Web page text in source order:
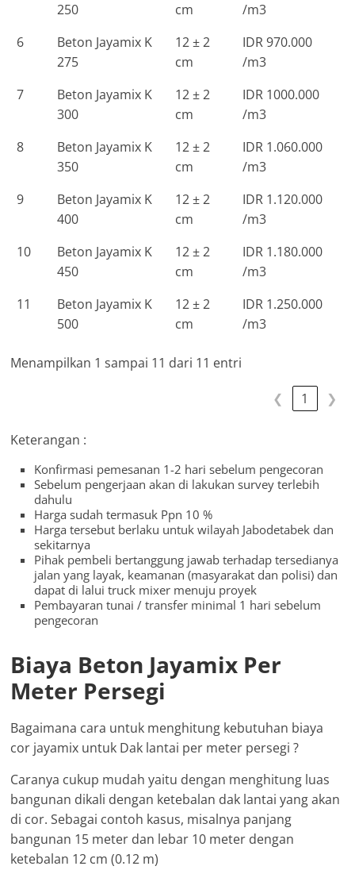
250
cm
/m3
6
Beton Jayamix K
275
12 ± 2
cm
IDR 970.000
/m3
7
Beton Jayamix K
300
12 ± 2
cm
IDR 1000.000
/m3
8
Beton Jayamix K
350
12 ± 2
cm
IDR 1.060.000
/m3
9
Beton Jayamix K
400
12 ± 2
cm
IDR 1.120.000
/m3
10
Beton Jayamix K
450
12 ± 2
cm
IDR 1.180.000
/m3
11
Beton Jayamix K
500
12 ± 2
cm
IDR 1.250.000
/m3
Menampilkan 1 sampai 11 dari 11 entri
❮ 1 ❯
Keterangan :
Konfirmasi pemesanan 1-2 hari sebelum pengecoran
Sebelum pengerjaan akan di lakukan survey terlebih
dahulu
Harga sudah termasuk Ppn 10 %
Harga tersebut berlaku untuk wilayah Jabodetabek dan
sekitarnya
Pihak pembeli bertanggung jawab terhadap tersedianya
jalan yang layak, keamanan (masyarakat dan polisi) dan
dapat di lalui truck mixer menuju proyek
Pembayaran tunai / transfer minimal 1 hari sebelum
pengecoran
Biaya Beton Jayamix Per
Meter Persegi
Bagaimana cara untuk menghitung kebutuhan biaya
cor jayamix untuk Dak lantai per meter persegi ?
Caranya cukup mudah yaitu dengan menghitung luas
bangunan dikali dengan ketebalan dak lantai yang akan
di cor. Sebagai contoh kasus, misalnya panjang
bangunan 15 meter dan lebar 10 meter dengan
ketebalan 12 cm (0.12 m)